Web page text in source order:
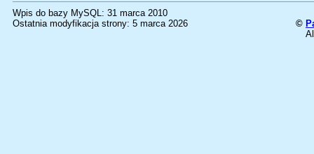
Wpis do bazy MySQL: 31 marca 2010
Ostatnia modyfikacja strony: 5 marca 2026
©